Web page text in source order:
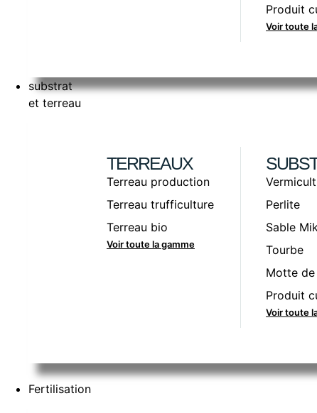
Produit
Voir toute
substrat
et terreau
TERREAUX
Terreau production
Terreau trufficulture
Terreau bio
Voir toute la gamme
Perlite
Sable
Tourbe
Motte
Produit
Voir toute
Fertilisation